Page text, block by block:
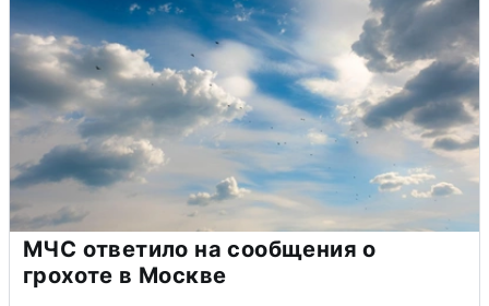
МЧС ответило на сообщения о
грохоте в Москве